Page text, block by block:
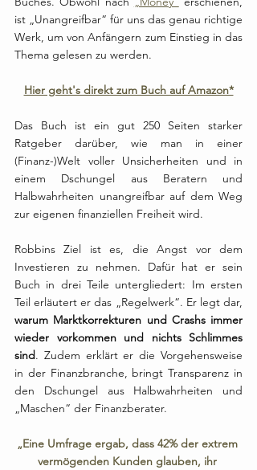
ist „Unangreifbar“ für uns das genau richtige
Werk, um von Anfängern zum Einstieg in das
Thema gelesen zu werden.
Hier geht's direkt zum Buch auf Amazon*
Das Buch ist ein gut 250 Seiten starker
Ratgeber darüber, wie man in einer
(Finanz-)Welt voller Unsicherheiten und in
einem Dschungel aus Beratern und
Halbwahrheiten unangreifbar auf dem Weg
zur eigenen finanziellen Freiheit wird.
Robbins Ziel ist es, die Angst vor dem
Investieren zu nehmen. Dafür hat er sein
Buch in drei Teile untergliedert: Im ersten
warum Marktkorrekturen und Crashs immer
wieder vorkommen und nichts Schlimmes
sind. Zudem erklärt er die Vorgehensweise
in der Finanzbranche, bringt Transparenz in
den Dschungel aus Halbwahrheiten und
„Maschen“ der Finanzberater.
„Eine Umfrage ergab, dass 42% der extrem
vermögenden Kunden glauben, ihr